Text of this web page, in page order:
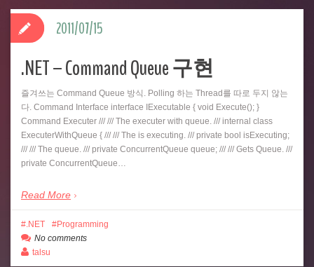
.NET – Command Queue 구현
즐겨쓰는 Command Queue 방식. Polling 하는 Thread를 따로 두지 않는
다. Command Interface interface IExecutable { void Execute(); }
Command Executer /// /// The executer with queue. /// internal class
ExecuterWithQueue { /// /// The is executing. /// private bool isExecuting;
/// /// The queue. /// private ConcurrentQueue queue; /// /// Gets Queue. ///
private ConcurrentQueue…
Read More
2011/07/15
.NET
Programming
No comments
talsu